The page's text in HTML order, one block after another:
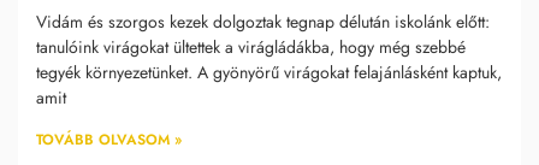
Vidám és szorgos kezek dolgoztak tegnap délután iskolánk előtt:
tanulóink virágokat ültettek a virágládákba, hogy még szebbé
tegyék környezetünket. A gyönyörű virágokat felajánlásként kaptuk,
amit
TOVÁBB OLVASOM »